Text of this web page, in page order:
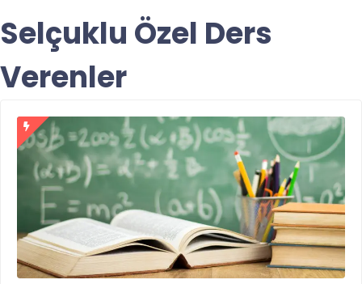
Selçuklu Özel Ders
Verenler